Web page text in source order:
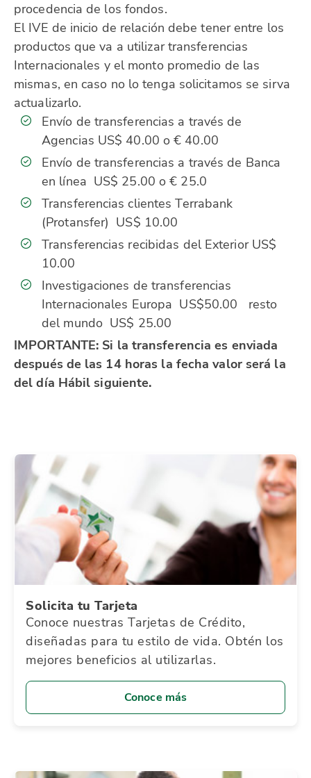
procedencia de los fondos.
El IVE de inicio de relación debe tener entre los
productos que va a utilizar transferencias
Internacionales y el monto promedio de las
mismas, en caso no lo tenga solicitamos se sirva
actualizarlo.
Envío de transferencias a través de
Agencias US$ 40.00 o € 40.00
Envío de transferencias a través de Banca
en línea US$ 25.00 o € 25.0
Transferencias clientes Terrabank
(Protansfer) US$ 10.00
Transferencias recibidas del Exterior US$
10.00
Investigaciones de transferencias
Internacionales Europa US$50.00 resto
del mundo US$ 25.00
IMPORTANTE: Si la transferencia es enviada
después de las 14 horas la fecha valor será la
del día Hábil siguiente.
Solicita tu Tarjeta
Conoce nuestras Tarjetas de Crédito,
diseñadas para tu estilo de vida. Obtén los
mejores beneficios al utilizarlas.
Conoce más